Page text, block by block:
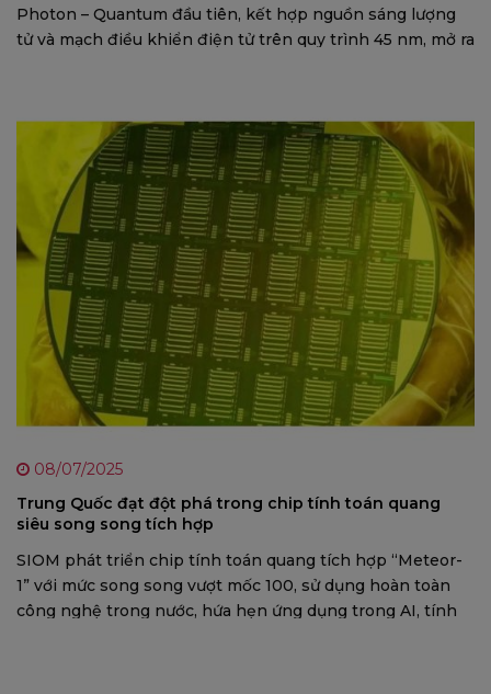
Photon – Quantum đầu tiên, kết hợp nguồn sáng lượng
tử và mạch điều khiển điện tử trên quy trình 45 nm, mở ra
08/07/2025
Trung Quốc đạt đột phá trong chip tính toán quang
siêu song song tích hợp
SIOM phát triển chip tính toán quang tích hợp “Meteor-
1” với mức song song vượt mốc 100, sử dụng hoàn toàn
công nghệ trong nước, hứa hẹn ứng dụng trong AI, tính